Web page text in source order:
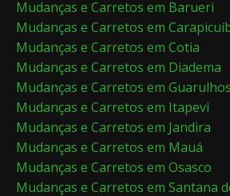
Mudanças e Carretos em Barueri
Mudanças e Carretos em
Mudanças e Carretos em Cotia
Mudanças e Carretos em Diadema
Mudanças e Carretos em Guarulhos
Mudanças e Carretos em Itapevi
Mudanças e Carretos em Jandira
Mudanças e Carretos em Mauá
Mudanças e Carretos em Osasco
Mudanças e Carretos em Santana